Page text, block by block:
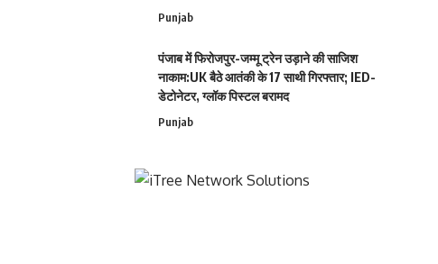
Punjab
पंजाब में फिरोजपुर-जम्मू ट्रेन उड़ाने की साजिश
नाकाम:UK बैठे आतंकी के 17 साथी गिरफ्तार; IED-
डेटोनेटर, ग्लॉक पिस्टल बरामद
Punjab